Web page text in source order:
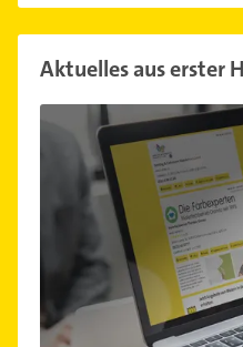
Aktuelles aus erster